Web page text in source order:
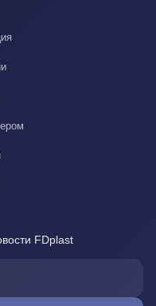
FDplast